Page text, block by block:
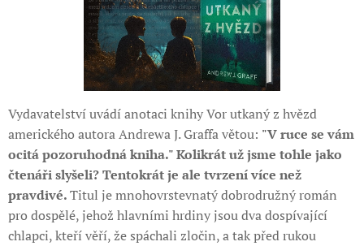
Vydavatelství uvádí anotaci knihy Vor utkaný z hvězd
amerického autora Andrewa J. Graffa větou: "V ruce se vám
ocitá pozoruhodná kniha." Kolikrát už jsme tohle jako
čtenáři slyšeli? Tentokrát je ale tvrzení více než
pravdivé.Titul je mnohovrstevnatý dobrodružný román
pro dospělé, jehož hlavními hrdiny jsou dva dospívající
chlapci, kteří věří, že spáchali zločin, a tak před rukou